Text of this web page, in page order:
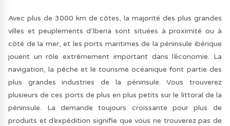
Avec plus de 3000 km de côtes, la majorité des plus grandes
villes et peuplements d’Iberia sont situées à proximité ou à
côté de la mer, et les ports maritimes de la péninsule ibérique
jouent un rôle extrêmement important dans l’économie. La
navigation, la pêche et le tourisme océanique font partie des
plus grandes industries de la péninsule. Vous trouverez
plusieurs de ces ports de plus en plus petits sur le littoral de la
péninsule. La demande toujours croissante pour plus de
produits et d’expédition signifie que vous ne trouverez pas de